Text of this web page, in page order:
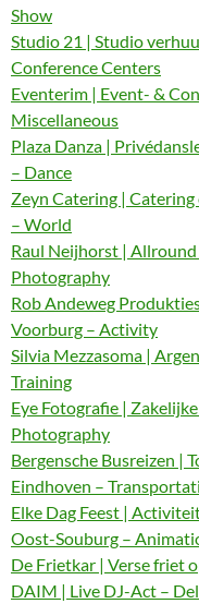
Show
Studio 21 | Studio
Conference Centers
Eventerim | Event- &
Miscellaneous
Plaza Danza |
– Dance
Zeyn Catering | Catering
– World
Raul Neijhorst |
Photography
Rob Andeweg
Voorburg – Activity
Silvia Mezzasoma |
Training
Eye Fotografie |
Photography
Bergensche Busreizen |
Eindhoven –
Elke Dag Feest |
Oost-Souburg –
De Frietkar | Verse friet
DAIM | Live DJ-Act –